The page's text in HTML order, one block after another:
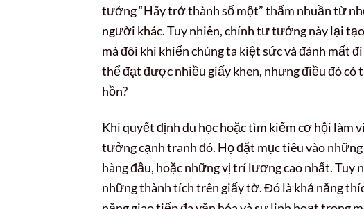
tưởng “Hãy trở thành số một” thấm nhuần từ
người khác. Tuy nhiên, chính tư tưởng này lại
mà đôi khi khiến chúng ta kiệt sức và đánh mất
thể đạt được nhiều giấy khen, nhưng điều đó có
hồn?
Khi quyết định du học hoặc tìm kiếm cơ hội
tưởng cạnh tranh đó. Họ đặt mục tiêu vào
hàng đầu, hoặc những vị trí lương cao nhất.
những thành tích trên giấy tờ. Đó là khả năng